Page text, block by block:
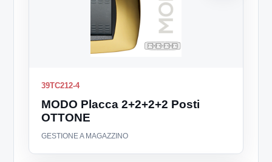
39TC212-4
MODO Placca 2+2+2+2 Posti
OTTONE
GESTIONE A MAGAZZINO